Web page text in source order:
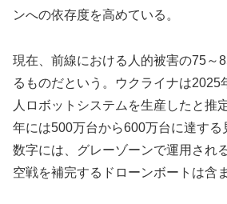
ンへの依存度を高めている。
現在、前線における人的被害の75～
るものだという。ウクライナは2025
人ロボットシステムを生産したと推
年には500万台から600万台に達する
数字には、グレーゾーンで運用され
空戦を補完するドローンボートは含